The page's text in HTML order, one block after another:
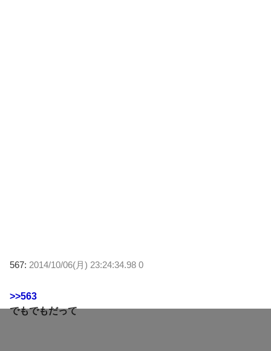
567: 2014/10/06(月) 23:24:34.98 0
>>563
でもでもだって